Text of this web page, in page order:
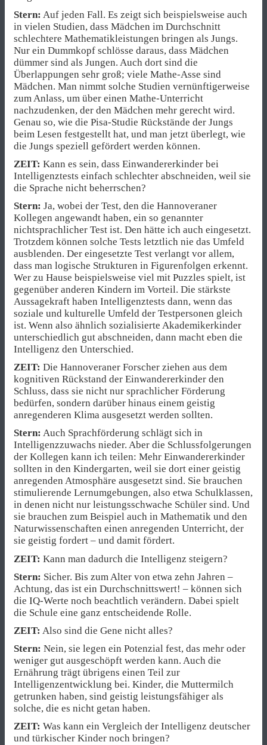
Stern: Auf jeden Fall. Es zeigt sich beispielsweise auch
in vielen Studien, dass Mädchen im Durchschnitt
schlechtere Mathematikleistungen bringen als Jungs.
Nur ein Dummkopf schlösse daraus, dass Mädchen
dümmer sind als Jungen. Auch dort sind die
Überlappungen sehr groß; viele Mathe-Asse sind
Mädchen. Man nimmt solche Studien vernünftigerweise
zum Anlass, um über einen Mathe-Unterricht
nachzudenken, der den Mädchen mehr gerecht wird.
Genau so, wie die Pisa-Studie Rückstände der Jungs
beim Lesen festgestellt hat, und man jetzt überlegt, wie
die Jungs speziell gefördert werden können.
ZEIT: Kann es sein, dass Einwandererkinder bei
Intelligenztests einfach schlechter abschneiden, weil sie
die Sprache nicht beherrschen?
Stern: Ja, wobei der Test, den die Hannoveraner
Kollegen angewandt haben, ein so genannter
nichtsprachlicher Test ist. Den hätte ich auch eingesetzt.
Trotzdem können solche Tests letztlich nie das Umfeld
ausblenden. Der eingesetzte Test verlangt vor allem,
dass man logische Strukturen in Figurenfolgen erkennt.
Wer zu Hause beispielsweise viel mit Puzzles spielt, ist
gegenüber anderen Kindern im Vorteil. Die stärkste
Aussagekraft haben Intelligenztests dann, wenn das
soziale und kulturelle Umfeld der Testpersonen gleich
ist. Wenn also ähnlich sozialisierte Akademikerkinder
unterschiedlich gut abschneiden, dann macht eben die
Intelligenz den Unterschied.
ZEIT: Die Hannoveraner Forscher ziehen aus dem
kognitiven Rückstand der Einwandererkinder den
Schluss, dass sie nicht nur sprachlicher Förderung
bedürfen, sondern darüber hinaus einem geistig
anregenderen Klima ausgesetzt werden sollten.
Stern: Auch Sprachförderung schlägt sich in
Intelligenzzuwachs nieder. Aber die Schlussfolgerungen
der Kollegen kann ich teilen: Mehr Einwandererkinder
sollten in den Kindergarten, weil sie dort einer geistig
anregenden Atmosphäre ausgesetzt sind. Sie brauchen
stimulierende Lernumgebungen, also etwa Schulklassen,
in denen nicht nur leistungsschwache Schüler sind. Und
sie brauchen zum Beispiel auch in Mathematik und den
Naturwissenschaften einen anregenden Unterricht, der
sie geistig fordert – und damit fördert.
ZEIT: Kann man dadurch die Intelligenz steigern?
Stern: Sicher. Bis zum Alter von etwa zehn Jahren –
Achtung, das ist ein Durchschnittswert! – können sich
die IQ-Werte noch beachtlich verändern. Dabei spielt
die Schule eine ganz entscheidende Rolle.
ZEIT: Also sind die Gene nicht alles?
Stern: Nein, sie legen ein Potenzial fest, das mehr oder
weniger gut ausgeschöpft werden kann. Auch die
Ernährung trägt übrigens einen Teil zur
Intelligenzentwicklung bei. Kinder, die Muttermilch
getrunken haben, sind geistig leistungsfähiger als
solche, die es nicht getan haben.
ZEIT: Was kann ein Vergleich der Intelligenz deutscher
und türkischer Kinder noch bringen?